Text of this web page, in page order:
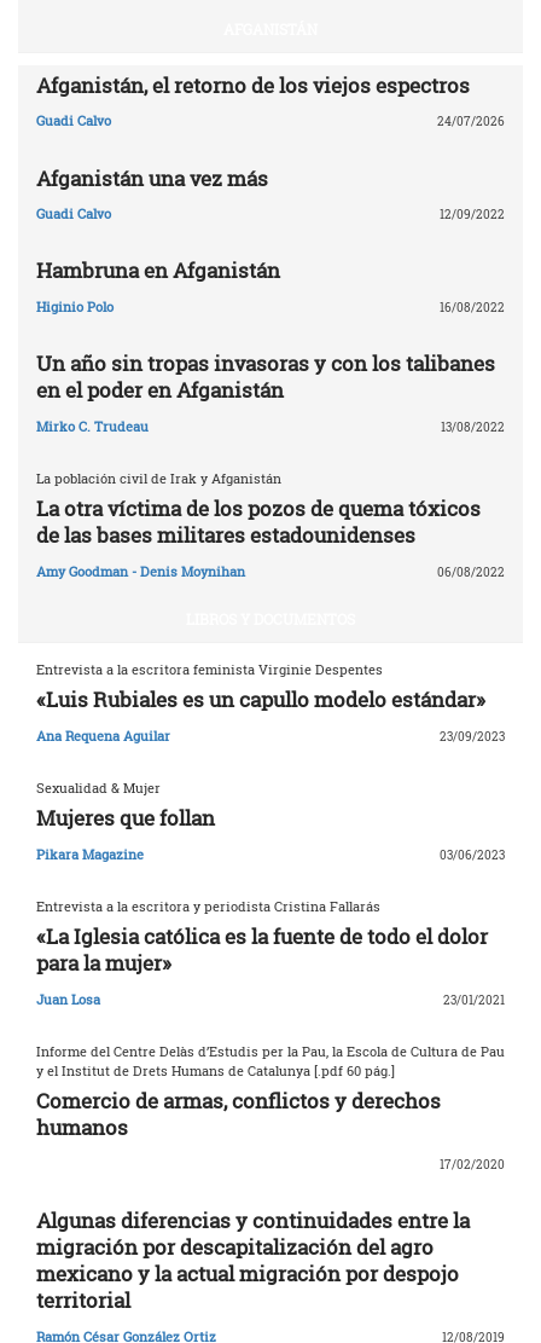
Afganistán, el retorno de los viejos espectros
Guadi Calvo 24/07/2026
Afganistán una vez más
Guadi Calvo 12/09/2022
Hambruna en Afganistán
Higinio Polo 16/08/2022
Un año sin tropas invasoras y con los talibanes
en el poder en Afganistán
Mirko C. Trudeau 13/08/2022
La población civil de Irak y Afganistán
La otra víctima de los pozos de quema tóxicos
de las bases militares estadounidenses
Amy Goodman - Denis Moynihan 06/08/2022
Entrevista a la escritora feminista Virginie Despentes
«Luis Rubiales es un capullo modelo estándar»
Ana Requena Aguilar 23/09/2023
Sexualidad & Mujer
Mujeres que follan
Pikara Magazine 03/06/2023
Entrevista a la escritora y periodista Cristina Fallarás
«La Iglesia católica es la fuente de todo el dolor
para la mujer»
Juan Losa 23/01/2021
Informe del Centre Delàs d’Estudis per la Pau, la Escola de Cultura de Pau
y el Institut de Drets Humans de Catalunya [.pdf 60 pág.]
Comercio de armas, conflictos y derechos
humanos
17/02/2020
Algunas diferencias y continuidades entre la
migración por descapitalización del agro
mexicano y la actual migración por despojo
territorial
Ramón César González Ortiz 12/08/2019